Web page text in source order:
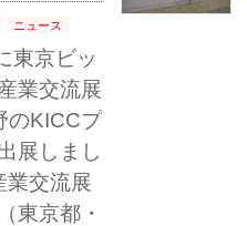
ニュース
東京ビッ
業交流展
のKICCプ
展しまし
業交流展
東京都・